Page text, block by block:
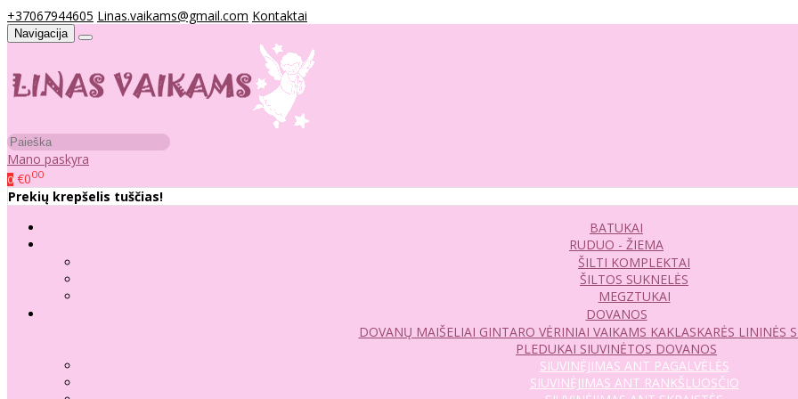
+37067944605 Linas.vaikams@gmail.com Kontaktai
Navigacija
Mano paskyra
0 €000
Prekių krepšelis tuščias!
BATUKAI
RUDUO - ŽIEMA
ŠILTI KOMPLEKTAI
ŠILTOS SUKNELĖS
MEGZTUKAI
DOVANOS
DOVANŲ MAIŠELIAI GINTARO VĖRINIAI VAIKAMS KAKLASKARĖS LININĖS
PLEDUKAI SIUVINĖTOS DOVANOS
SIUVINĖJIMAS ANT PAGALVĖLĖS
SIUVINĖJIMAS ANT RANKŠLUOSČIO